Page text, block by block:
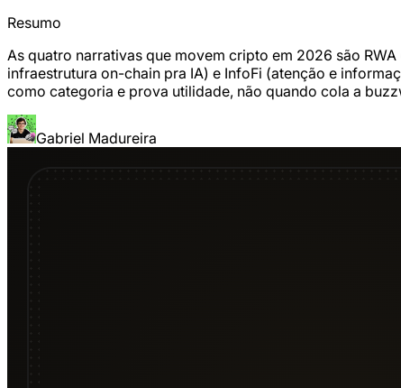
Resumo
As quatro narrativas que movem cripto em 2026 são
infraestrutura on-chain pra IA) e InfoFi (atenção e
como categoria e prova utilidade, não quando cola a
Gabriel Madureira